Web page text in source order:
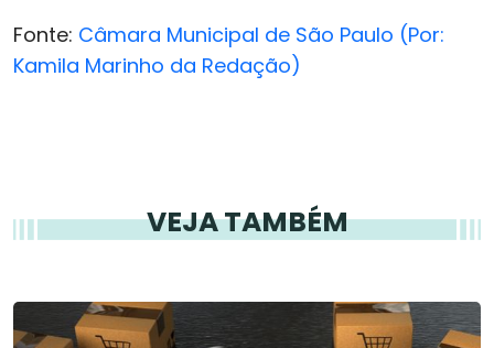
Fonte: Câmara Municipal de São Paulo (Por:
Kamila Marinho da Redação)
VEJA TAMBÉM